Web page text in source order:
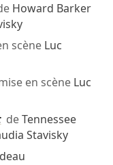
Howard Barker
scène Luc
en scène Luc
deTennessee
Stavisky